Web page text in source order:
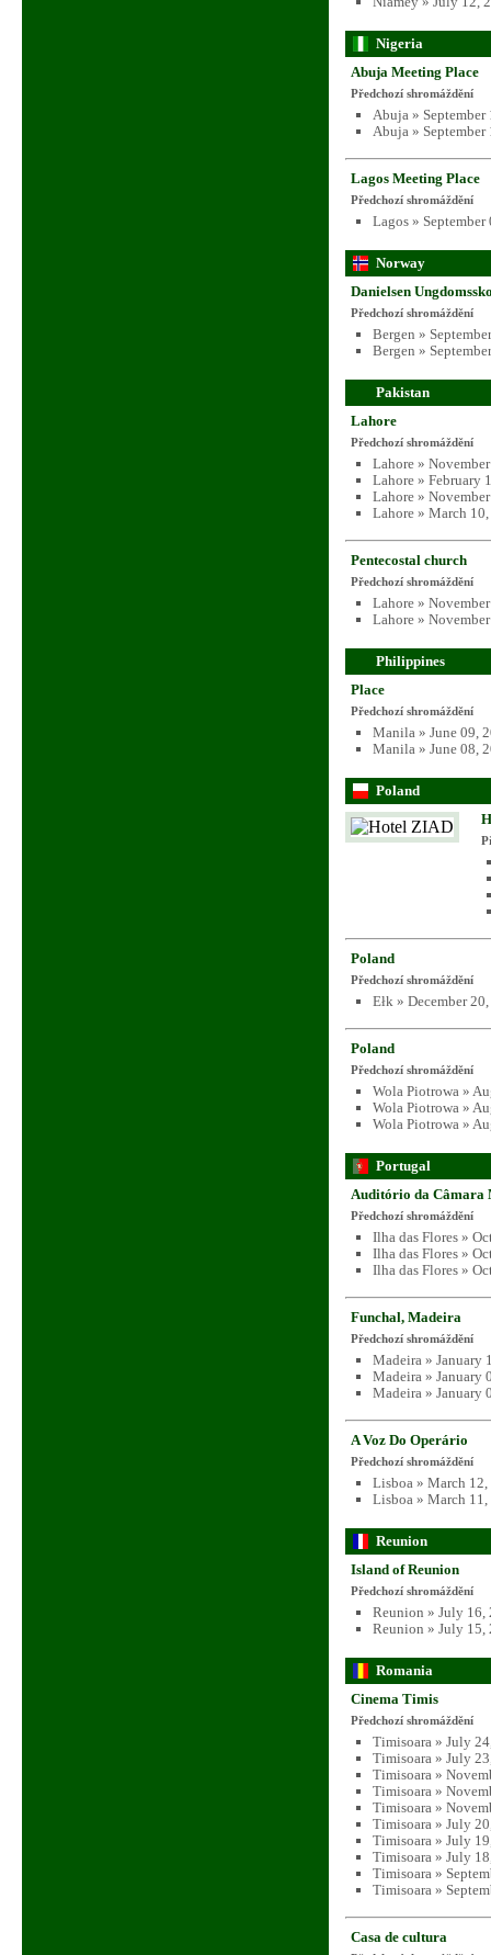
Nigeria
Abuja Meeting Place
Předchozí shromáždění
Abuja »
Abuja »
Lagos Meeting Place
Předchozí shromáždění
Lagos »
Norway
Danielsen
Předchozí shromáždění
Bergen »
Bergen »
Pakistan
Lahore
Předchozí shromáždění
Lahore »
Lahore » February
Lahore »
Lahore » March
Pentecostal church
Předchozí shromáždění
Lahore »
Lahore »
Philippines
Place
Předchozí shromáždění
Manila » June 09,
Manila » June 08,
Poland
Poland
Předchozí shromáždění
Ełk » December
Poland
Předchozí shromáždění
Wola Piotrowa »
Wola Piotrowa »
Wola Piotrowa »
Portugal
Auditório da Câmara
Předchozí shromáždění
Ilha das Flores »
Ilha das Flores »
Ilha das Flores »
Funchal, Madeira
Předchozí shromáždění
Madeira » January
Madeira » January
Madeira » January
A Voz Do Operário
Předchozí shromáždění
Lisboa » March
Lisboa » March
Reunion
Island of Reunion
Předchozí shromáždění
Reunion » July 16,
Reunion » July 15,
Romania
Cinema Timis
Předchozí shromáždění
Timisoara » July
Timisoara » July
Timisoara »
Timisoara »
Timisoara »
Timisoara » July
Timisoara » July
Timisoara » July
Timisoara »
Timisoara »
Casa de cultura